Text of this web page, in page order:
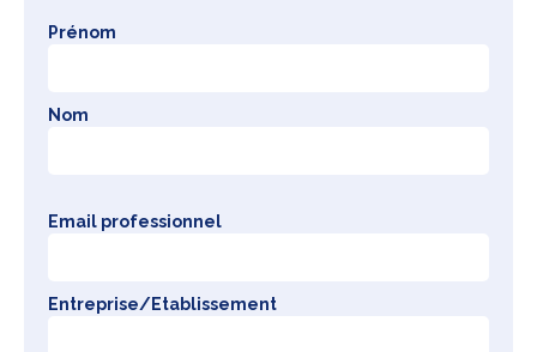
Prénom
Nom
Email professionnel
Entreprise/Etablissement